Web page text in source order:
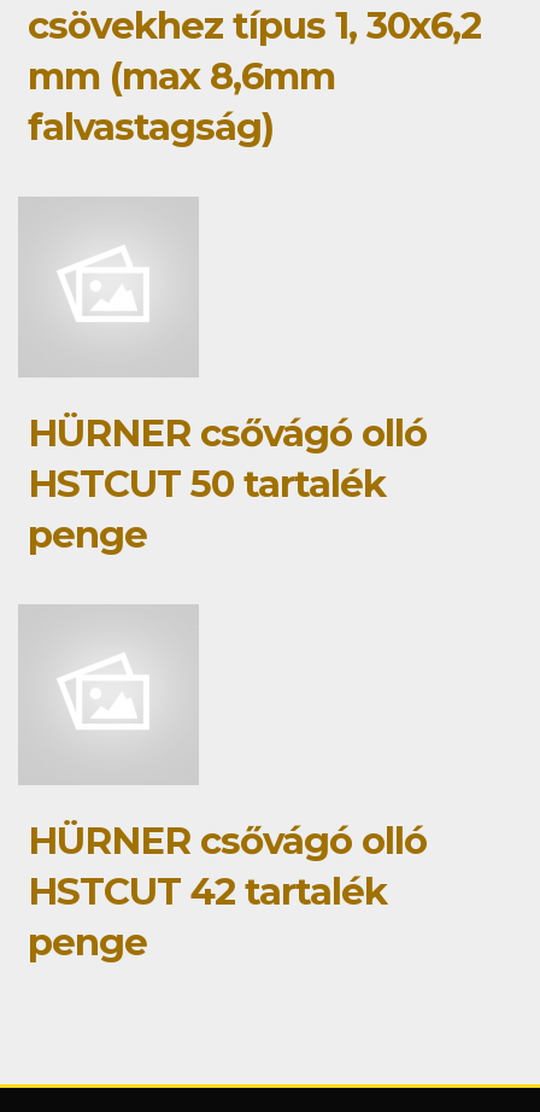
csövekhez típus 1, 30x6,2
mm (max 8,6mm
falvastagság)
HÜRNER csővágó olló
HSTCUT 50 tartalék
penge
HÜRNER csővágó olló
HSTCUT 42 tartalék
penge